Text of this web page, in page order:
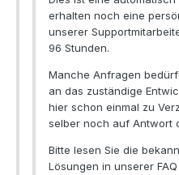
erhalten noch eine
unserer
96 Stunden.
Manche Anfragen
an das zuständige
hier schon einmal zu
selber noch auf Antwort
Bitte lesen Sie die
Lösungen in unserer